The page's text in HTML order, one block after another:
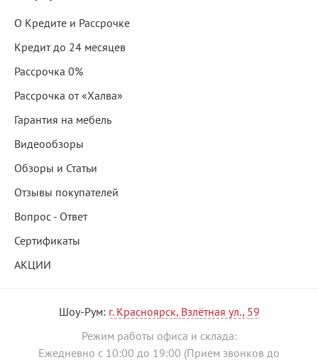
О Кредите и Рассрочке
Кредит до 24 месяцев
Рассрочка 0%
Рассрочка от «Халва»
Гарантия на мебель
Видеообзоры
Обзоры и Статьи
Отзывы покупателей
Вопрос - Ответ
Сертификаты
АКЦИИ
Шоу-Рум: г. Красноярск, Взлётная ул., 59
Режим работы офиса и склада:
Ежедневно с 10:00 до 19:00 (Прием звонков до